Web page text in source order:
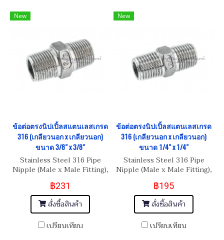
New
ข้อต่อตรงนิปเปิ้ลสแตนเลสเกรด
316 (เกลียวนอก x เกลียวนอก)
ขนาด 3/8" x 3/8"
Stainless Steel 316 Pipe
Nipple (Male x Male Fitting),
Size 3/8" BSPT x 3/8" BSPT
฿231
สั่งซื้อสินค้า
เปรียบเทียบ
New
ข้อต่อตรงนิปเปิ้ลสแตนเลสเกรด
316 (เกลียวนอก x เกลียวนอก)
ขนาด 1/4" x 1/4"
Stainless Steel 316 Pipe
Nipple (Male x Male Fitting),
Size 1/4" BSPT x 1/4" BSPT
฿195
สั่งซื้อสินค้า
เปรียบเทียบ